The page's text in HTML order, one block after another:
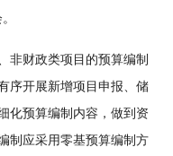
非财政类项目的预算编制
序开展新增项目申报、储
化预算编制内容，做到资
制应采用零基预算编制方